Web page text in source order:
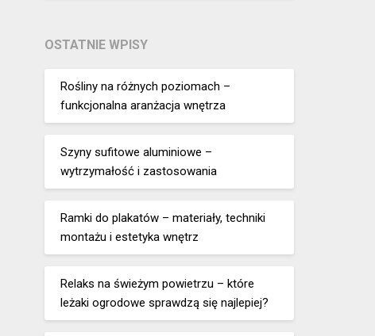
OSTATNIE WPISY
Rośliny na różnych poziomach –
funkcjonalna aranżacja wnętrza
Szyny sufitowe aluminiowe –
wytrzymałość i zastosowania
Ramki do plakatów – materiały, techniki
montażu i estetyka wnętrz
Relaks na świeżym powietrzu – które
leżaki ogrodowe sprawdzą się najlepiej?